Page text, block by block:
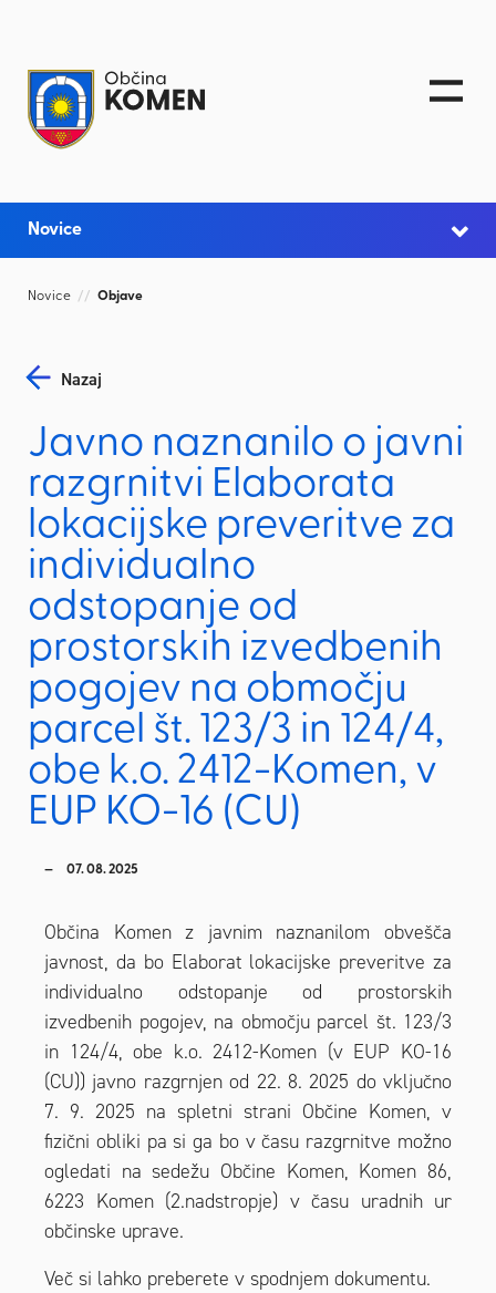
Novice
Novice // Objave
Nazaj
Javno naznanilo o javni
razgrnitvi Elaborata
lokacijske preveritve za
individualno
odstopanje od
prostorskih izvedbenih
pogojev na območju
parcel št. 123/3 in 124/4,
obe k.o. 2412-Komen, v
EUP KO-16 (CU)
07. 08. 2025
Občina Komen z javnim naznanilom obvešča
javnost, da bo Elaborat lokacijske preveritve za
individualno odstopanje od prostorskih
izvedbenih pogojev, na območju parcel št. 123/3
in 124/4, obe k.o. 2412-Komen (v EUP KO-16
(CU)) javno razgrnjen od 22. 8. 2025 do vključno
7. 9. 2025 na spletni strani Občine Komen, v
fizični obliki pa si ga bo v času razgrnitve možno
ogledati na sedežu Občine Komen, Komen 86,
6223 Komen (2.nadstropje) v času uradnih ur
občinske uprave.
Več si lahko preberete v spodnjem dokumentu.